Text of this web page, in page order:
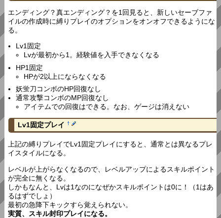
エンディング？真エンディング？を1回見ると、新しいセーブファ
イルの作成時に縛りプレイのオプションをオンオフできるようにな
る。
Lv1固定
Lvが最初から1。経験値を入手できなくなる
HP1固定
HPが2以上にならなくなる
妖蛍刀コンボのHP回復なし
通常攻撃コンボのMP回復なし
アイテムでの回復はできる。なお、ゲージは消えない
Lv1固定プレイ †
上記の縛りプレイでLv1固定プレイにすると、通常とは異なるプレ
イスタイルになる。
レベルが上がらなくなるので、レベルアップによるスキルポイント
が完全に無くなる。
しかもなんと、Lvは1なのになぜかスキルポイントは0に！（1はあ
るはずでしょ）
最初の急降下キックすら覚えられない。
実質、スキル封印プレイになる。